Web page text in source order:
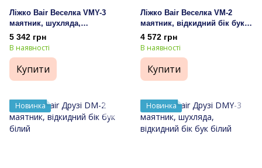
Ліжко Bair Веселка VMY-3
маятник, шухляда,
відкидний бік бук венге
5 342 грн
В наявності
Купити
Ліжко Bair Веселка VM-2
маятник, відкидний бік бук
натуральний
4 572 грн
В наявності
Купити
Новинка Новинка